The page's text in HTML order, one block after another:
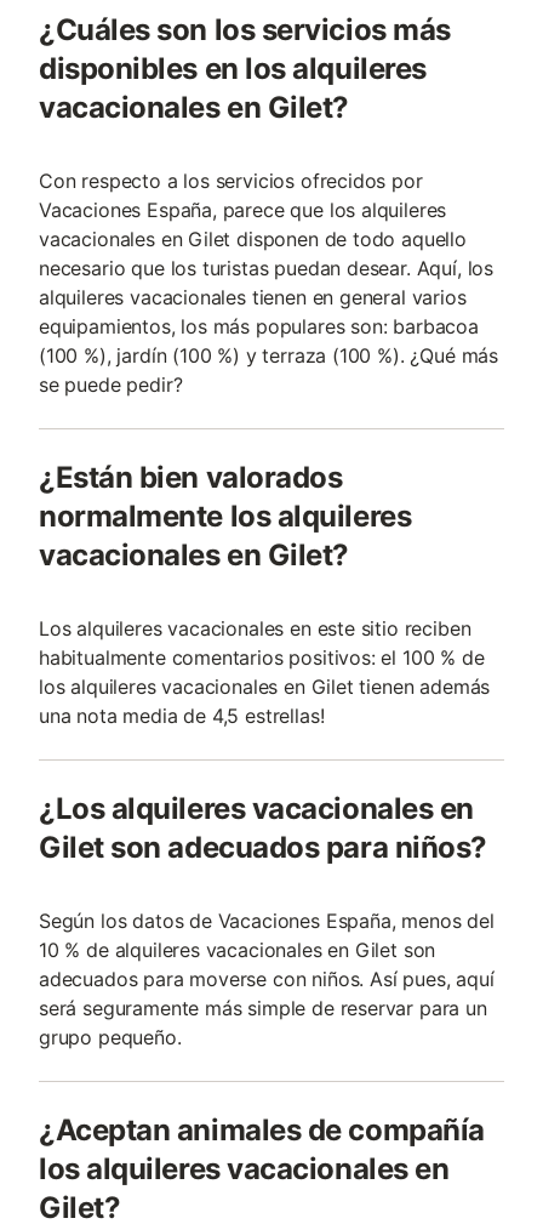
¿Cuáles son los servicios más
disponibles en los alquileres
vacacionales en Gilet?
Con respecto a los servicios ofrecidos por
Vacaciones España, parece que los alquileres
vacacionales en Gilet disponen de todo aquello
necesario que los turistas puedan desear. Aquí, los
alquileres vacacionales tienen en general varios
equipamientos, los más populares son: barbacoa
(100 %), jardín (100 %) y terraza (100 %). ¿Qué más
se puede pedir?
¿Están bien valorados
normalmente los alquileres
vacacionales en Gilet?
Los alquileres vacacionales en este sitio reciben
habitualmente comentarios positivos: el 100 % de
los alquileres vacacionales en Gilet tienen además
una nota media de 4,5 estrellas!
¿Los alquileres vacacionales en
Gilet son adecuados para niños?
Según los datos de Vacaciones España, menos del
10 % de alquileres vacacionales en Gilet son
adecuados para moverse con niños. Así pues, aquí
será seguramente más simple de reservar para un
grupo pequeño.
¿Aceptan animales de compañía
los alquileres vacacionales en
Gilet?